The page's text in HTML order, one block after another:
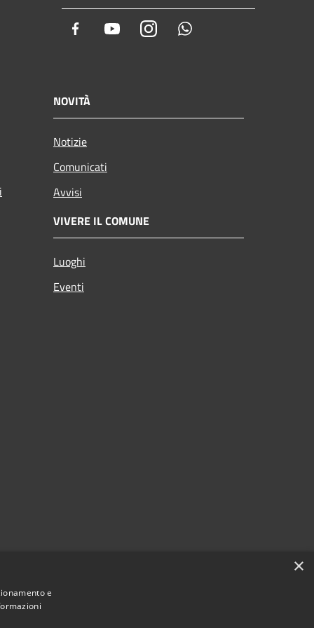
Facebook YoutubeInstagram
NOVITÀ
Notizie
Comunicati
Avvisi
VIVERE IL COMUNE
Luoghi
Eventi
×
e